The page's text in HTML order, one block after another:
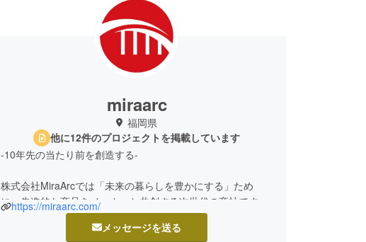
miraarc
福岡県
他に12件のプロジェクトを掲載しています
-10年先の当たり前を創造する-
株式会社MiraArcでは「未来の暮らしを豊かにする」ため
に、先進的な商品をメーカーと共創する次世代の商社です。
・経営/戦略コンサルティング
https://miraarc.com/
メッセージを送る